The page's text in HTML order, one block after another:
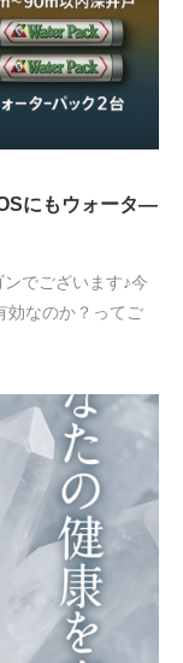
にもウォータ―
でございます♪今
効なのか？ってご